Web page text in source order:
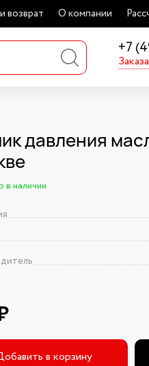
возврат О компании
+7
давления
в наличии
в корзину